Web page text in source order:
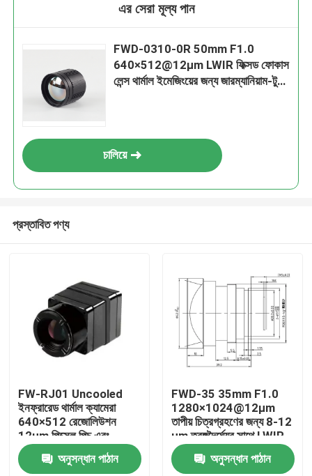
বাড়ি
এর সেরা মূল্য পান
FWD-0310-0R 50mm F1.0
640×512@12μm LWIR ফিক্সড ফোকাস
লেন্স থার্মাল ইমেজিংয়ের জন্য জারম্যানিয়াম-টু-
চালিয়ে
প্রস্তাবিত পণ্য
FW-RJ01 Uncooled
ইনফ্রারেড থার্মাল ক্যামেরা
640×512 রেজোলিউশন
12μm পিক্সেল পিচ এবং
≤40mk NETD সঙ্গে শিল্প
সনাক্তকরণের জন্য
অনুসন্ধান পাঠান
FWD-35 35mm F1.0
1280×1024@12μm
তাপীয় চিত্রগ্রহণের জন্য 8-12
μm তরঙ্গদৈর্ঘ্যের সাথে LWIR
মোটরাইজড জুম লেন্স
অনুসন্ধান পাঠান